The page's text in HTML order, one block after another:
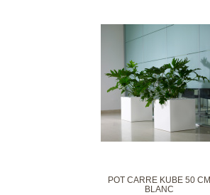
POT CARRÉ KUBE 50 CM
BLANC